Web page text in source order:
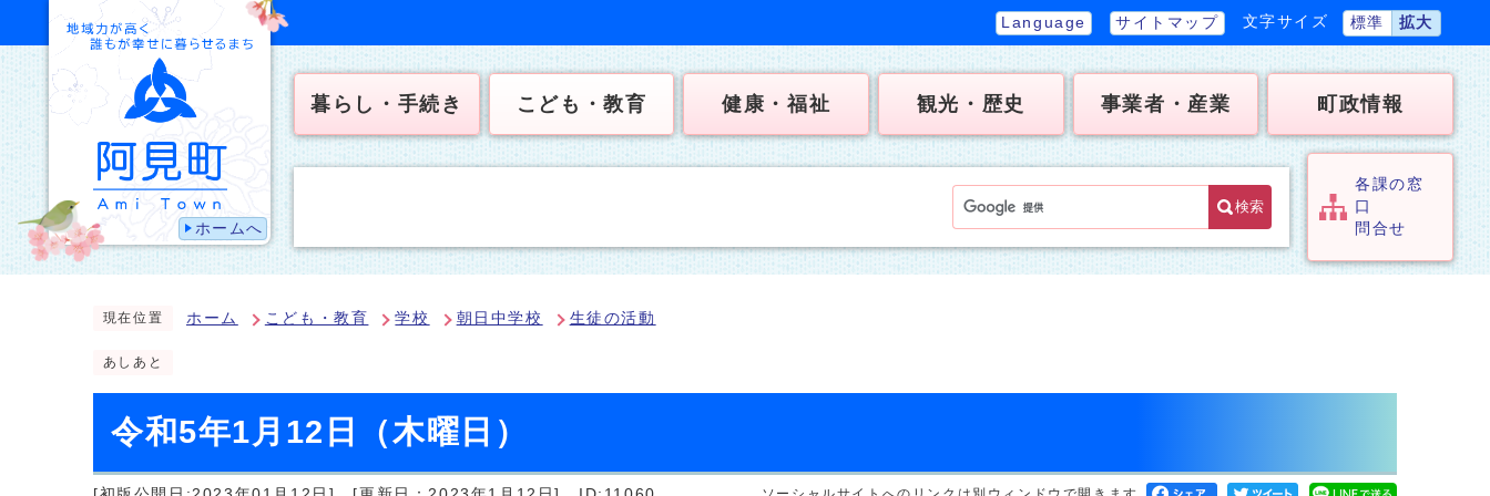
ホームへ
Language サイトマップ 文字サイズ 標準 拡大
暮らし・手続き こども・教育 健康・福祉 観光・歴史 事業者・産業 町政情報
検索
各課の窓
口
問合せ
現在位置 ホーム こども・教育 学校 朝日中学校 生徒の活動
あしあと
令和5年1月12日（木曜日）